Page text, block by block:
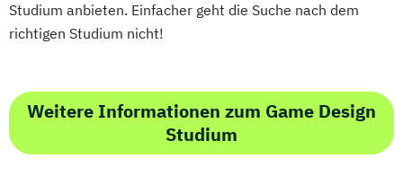
Studium anbieten. Einfacher geht die Suche nach dem
richtigen Studium nicht!
Weitere Informationen zum Game Design
Studium